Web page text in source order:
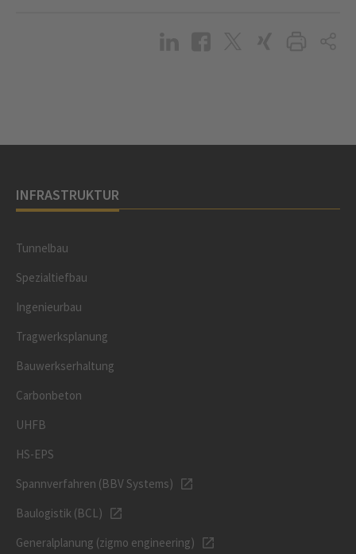
INFRASTRUKTUR
Tunnelbau
Spezialtiefbau
Ingenieurbau
Tragwerksplanung
Bauwerkserhaltung
Carbonbeton
UHFB
HS-EPS
Spannverfahren (BBV Systems)
Baulogistik (BCL)
Generalplanung (zigmo engineering)